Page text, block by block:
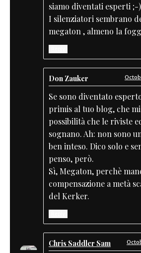
siamo diventati esperti ;-)
I silenziatori sembrano
megaton , almeno la
Don Zauker
Se sono diventato
primis al tuo blog, che
possibilità che le riviste
sognano. Ah: non sono
ben inteso. Dico solo e
penso, però.
Sì, Megaton, perchè
compensazione a metà
del Kerker.
Chris Saddler Sam